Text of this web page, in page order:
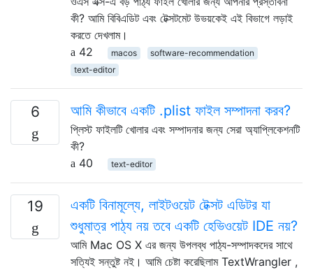
কী? আমি বিবিএডিট এবং টেক্সটমেট উভয়কেই এই বিভাগে লড়াই
করতে দেখলাম।
42
macos
software-recommendation
text-editor
6 আমি কীভাবে একটি .plist ফাইল সম্পাদনা করব?
প্লিস্ট ফাইলটি খোলার এবং সম্পাদনার জন্য সেরা অ্যাপ্লিকেশনটি
কী?
40
text-editor
19
একটি বিনামূল্যে, লাইটওয়েট টেক্সট এডিটর যা
শুধুমাত্র পাঠ্য নয় তবে একটি হেভিওয়েট IDE নয়?
আমি Mac OS X এর জন্য উপলব্ধ পাঠ্য-সম্পাদকদের সাথে
সত্যিই সন্তুষ্ট নই। আমি চেষ্টা করেছিলাম TextWrangler ,